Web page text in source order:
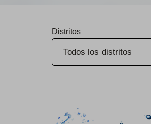
Distritos